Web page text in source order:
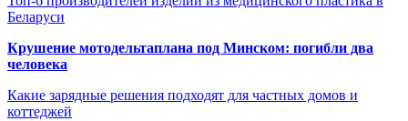
Беларуси
Крушение мотодельтаплана под Минском: погибли два
человека
Какие зарядные решения подходят для частных домов и
коттеджей